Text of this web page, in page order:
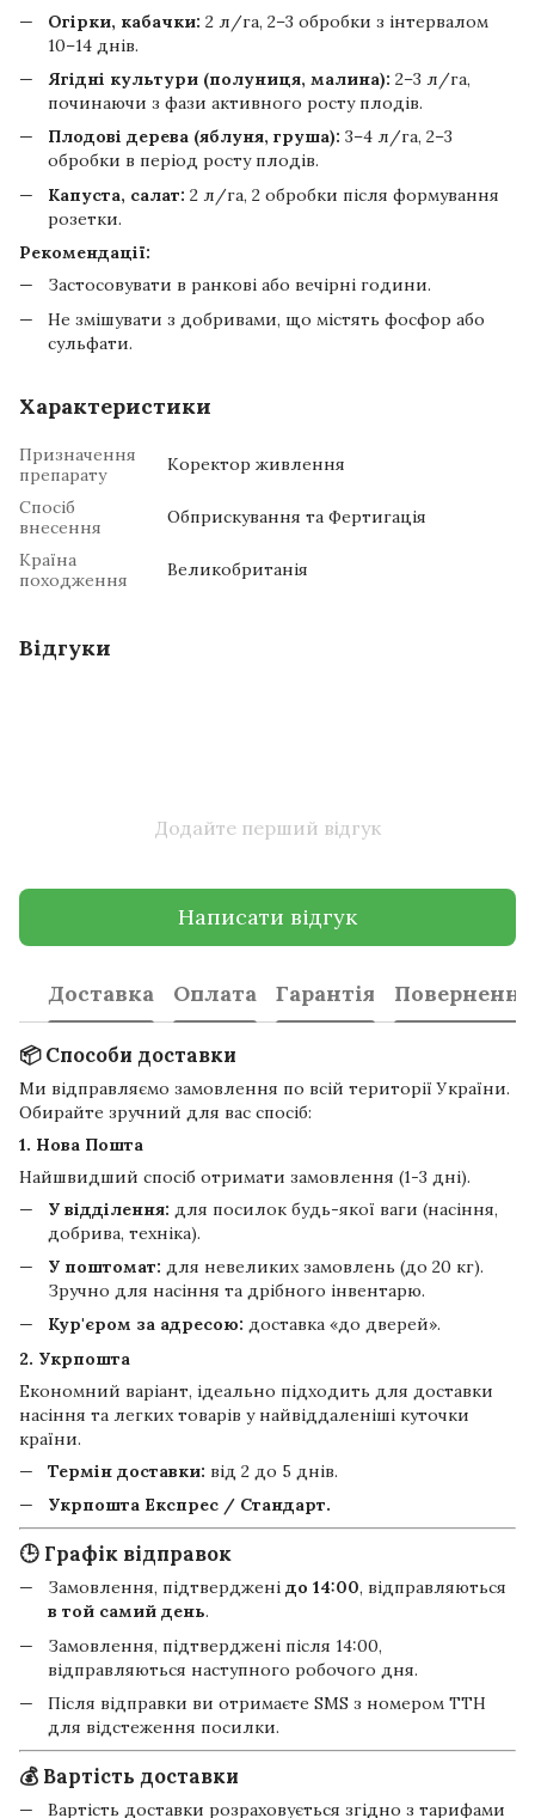
Огірки, кабачки: 2 л/га, 2–3 обробки з інтервалом
10–14 днів.
Ягідні культури (полуниця, малина): 2–3 л/га,
починаючи з фази активного росту плодів.
Плодові дерева (яблуня, груша): 3–4 л/га, 2–3
обробки в період росту плодів.
Капуста, салат: 2 л/га, 2 обробки після формування
розетки.
Рекомендації:
Застосовувати в ранкові або вечірні години.
Не змішувати з добривами, що містять фосфор або
сульфати.
Характеристики
Призначення
препарату
Коректор живлення
Спосіб
внесення
Обприскування та Фертигація
Країна
походження
Великобританія
Відгуки
Додайте перший відгук
Написати відгук
Доставка Оплата Гарантія Повернення
📦 Способи доставки
Ми відправляємо замовлення по всій території України.
Обирайте зручний для вас спосіб:
1. Нова Пошта
Найшвидший спосіб отримати замовлення (1-3 дні).
У відділення: для посилок будь-якої ваги (насіння,
добрива, техніка).
У поштомат: для невеликих замовлень (до 20 кг).
Зручно для насіння та дрібного інвентарю.
Кур'єром за адресою: доставка «до дверей».
2. Укрпошта
Економний варіант, ідеально підходить для доставки
насіння та легких товарів у найвіддаленіші куточки
країни.
Термін доставки: від 2 до 5 днів.
Укрпошта Експрес / Стандарт.
🕒 Графік відправок
Замовлення, підтверджені до 14:00, відправляються
в той самий день.
Замовлення, підтверджені після 14:00,
відправляються наступного робочого дня.
Після відправки ви отримаєте SMS з номером ТТН
для відстеження посилки.
💰 Вартість доставки
Вартість доставки розраховується згідно з тарифами